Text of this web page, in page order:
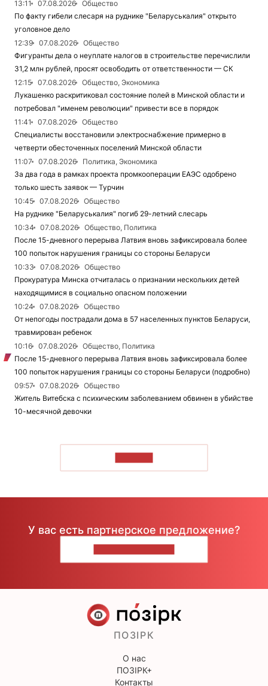
13:11
07.08.2026
Общество
По факту гибели слесаря на руднике "Беларуськалия" открыто
уголовное дело
12:39
07.08.2026
Общество
Фигуранты дела о неуплате налогов в строительстве перечислили
31,2 млн рублей, просят освободить от ответственности — СК
12:15
07.08.2026
Общество, Экономика
Лукашенко раскритиковал состояние полей в Минской области и
потребовал "именем революции" привести все в порядок
11:41
07.08.2026
Общество
Специалисты восстановили электроснабжение примерно в
четверти обесточенных поселений Минской области
11:07
07.08.2026
Политика, Экономика
За два года в рамках проекта промкооперации ЕАЭС одобрено
только шесть заявок — Турчин
10:45
07.08.2026
Общество
На руднике "Беларуськалия" погиб 29-летний слесарь
10:34
07.08.2026
Общество, Политика
После 15-дневного перерыва Латвия вновь зафиксировала более
100 попыток нарушения границы со стороны Беларуси
10:33
07.08.2026
Общество
Прокуратура Минска отчиталась о признании нескольких детей
находящимися в социально опасном положении
10:24
07.08.2026
Общество
От непогоды пострадали дома в 57 населенных пунктов Беларуси,
травмирован ребенок
10:16
07.08.2026
Общество, Политика
После 15-дневного перерыва Латвия вновь зафиксировала более
100 попыток нарушения границы со стороны Беларуси (подробно)
09:57
07.08.2026
Общество
Житель Витебска с психическим заболеванием обвинен в убийстве
10-месячной девочки
У вас есть партнерское предложение?
ПОЗІРК
О нас
ПОЗІРК+
Контакты